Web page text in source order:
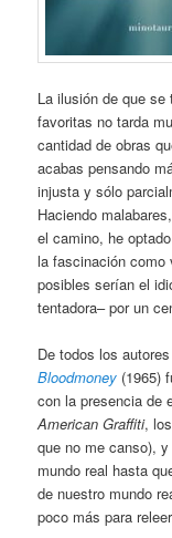
La ilusión de que
favoritas no tarda
cantidad de obras
acabas pensando
injusta y sólo
Haciendo
el camino, he
la fascinación
posibles serían el
tentadora– por un
De todos los
Bloodmoney (1965)
con la presencia de
American Graffiti,
que no me canso),
mundo real hasta
de nuestro mundo
poco más para